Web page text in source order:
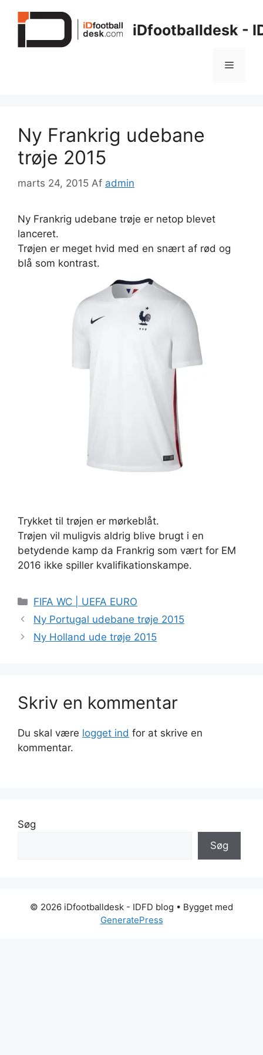
iDfootballdesk -
Menu
Ny Frankrig udebane
trøje 2015
marts 24, 2015 Af admin
Ny Frankrig udebane trøje er netop blevet
lanceret.
Trøjen er meget hvid med en snært af rød og
blå som kontrast.
Trykket til trøjen er mørkeblåt.
Trøjen vil muligvis aldrig blive brugt i en
betydende kamp da Frankrig som vært for EM
2016 ikke spiller kvalifikationskampe.
Kategorier
FIFA WC | UEFA EURO
Ny Portugal udebane trøje 2015
Ny Holland ude trøje 2015
Skriv en kommentar
Du skal være logget ind for at skrive en
kommentar.
Søg
Søg
© 2026 iDfootballdesk - IDFD blog • Bygget med
GeneratePress